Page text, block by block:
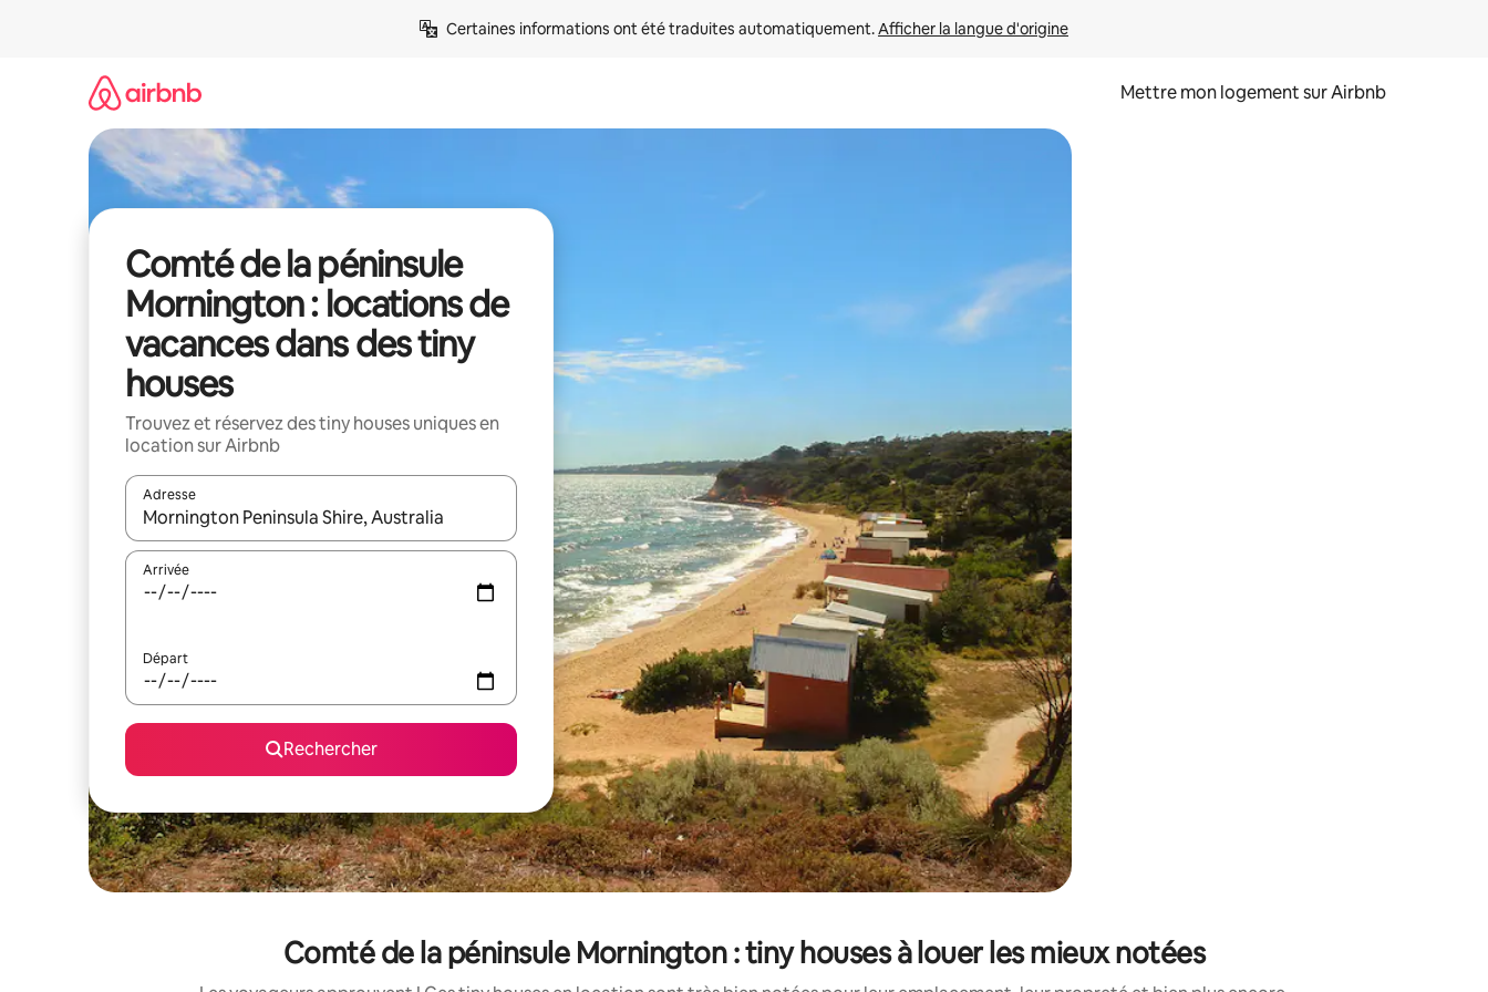
Certaines informations ont été traduites automatiquement. Afficher la langue d'origine
Mettre mon logement sur Airbnb
Comté de la péninsule
Mornington : locations de
vacances dans des tiny
houses
Trouvez et réservez des tiny houses uniques en
location sur Airbnb
Adresse
Lorsque les résultats s'affichent, utilisez les flèches vers le haut et vers le bas pour les parcourir ou en appuyant et en faisant glisser.
Arrivée
Départ
Rechercher
Comté de la péninsule Mornington : tiny houses à louer les mieux notées